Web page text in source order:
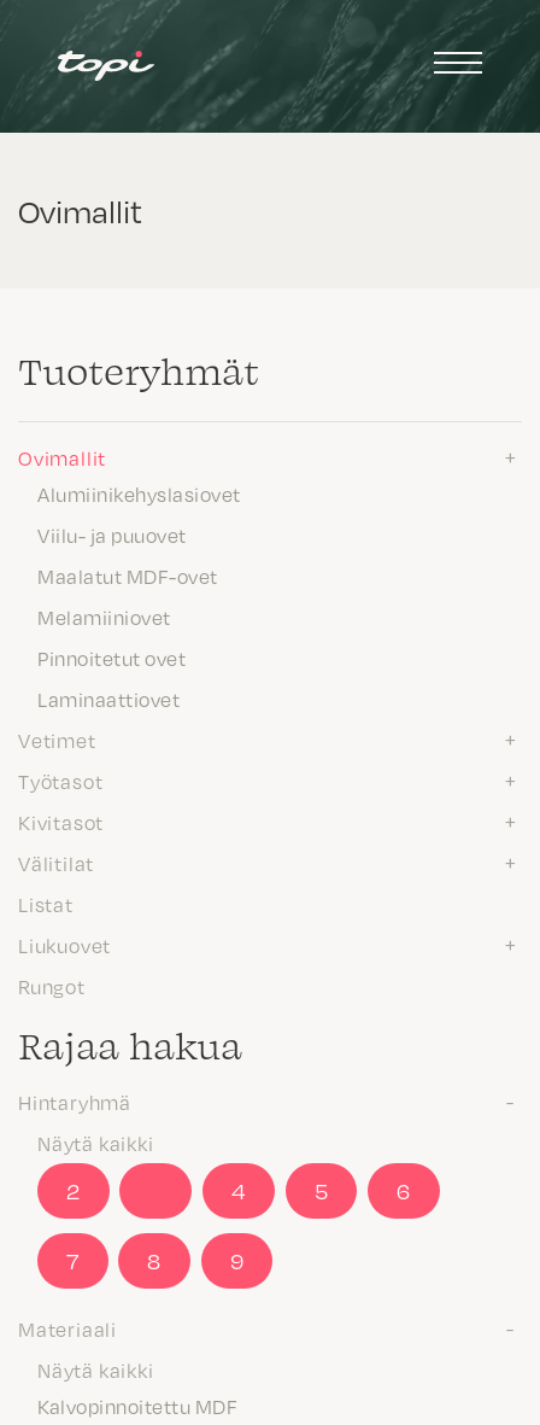
Ovimallit
Tuote­ryhmät
Ovimallit
Alumiinikehyslasiovet
Viilu- ja puuovet
Maalatut MDF-ovet
Melamiiniovet
Pinnoitetut ovet
Laminaattiovet
Vetimet
Työtasot
Kivitasot
Välitilat
Listat
Liukuovet
Rungot
Rajaa hakua
Hintaryhmä
Näytä kaikki
2 4 5 6
7 8 9
Materiaali
Näytä kaikki
Kalvopinnoitettu MDF